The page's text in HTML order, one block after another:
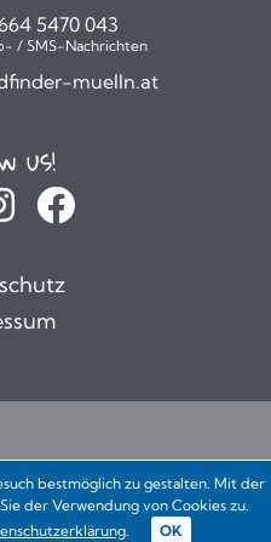
bestmöglich zu gestalten. Mit der
der Verwendung von Cookies zu.
. OK
5470 043
/ SMS-Nachrichten
muelln.at
us!